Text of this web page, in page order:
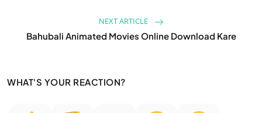
NEXT ARTICLE
Bahubali Animated Movies Online Download Kare
WHAT'S YOUR REACTION?